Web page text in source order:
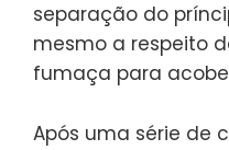
separação do
mesmo a respeito
fumaça para
Após uma série de